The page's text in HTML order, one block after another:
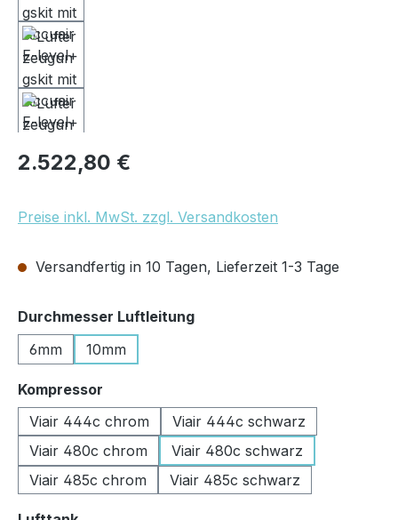
Regulärer Preis:
2.522,80 €
Preise inkl. MwSt. zzgl. Versandkosten
Versandfertig in 10 Tagen, Lieferzeit 1-3 Tage
Durchmesser Luftleitungauswählen
6mm
10mm
Kompressor
Viair 444c chrom
Viair 444c schwarz
Viair 480c chrom
Viair 480c schwarz
Viair 485c chrom
Viair 485c schwarz